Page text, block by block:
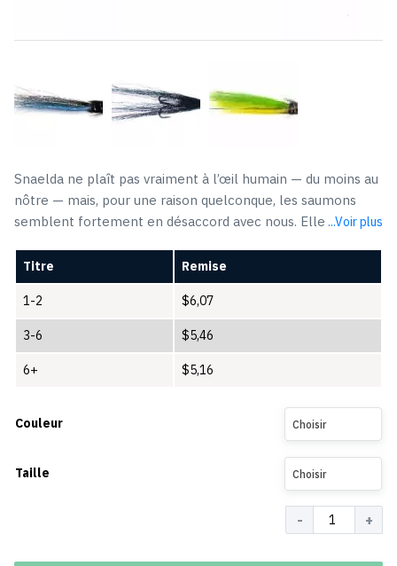
Snaelda ne plaît pas vraiment à l’œil humain — du moins au
nôtre — mais, pour une raison quelconque, les saumons
semblent fortement en désaccord avec nous. Elle ...Voir plus
Titre Remise
1-2 $6,07
3-6 $5,46
6+ $5,16
Couleur Choisir
Taille Choisir